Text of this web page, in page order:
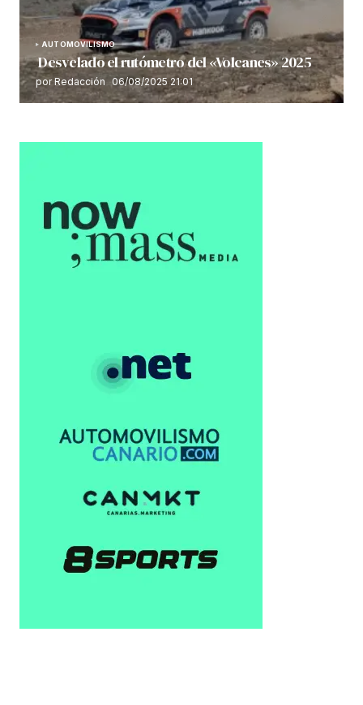
AUTOMOVILISMO
Desvelado el rutómetro del «Volcanes» 2025
por Redacción 06/08/2025 21:01